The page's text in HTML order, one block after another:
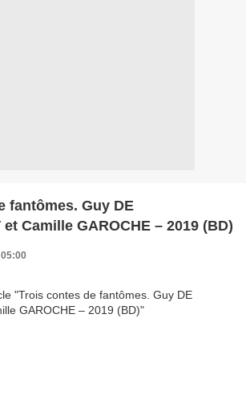
fantômes. Guy DE
et Camille GAROCHE – 2019 (BD)